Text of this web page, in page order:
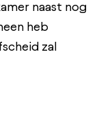
naast nog
heb
zal